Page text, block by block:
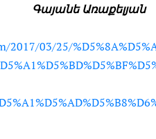
Գայանե Առաքելյան
03/25/